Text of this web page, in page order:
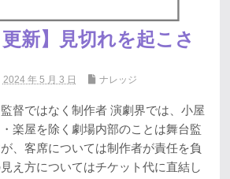
更新】見切れを起こさ
2024 年 5 月 3 日 ナレッジ
督ではなく制作者 演劇界では、小屋
楽屋を除く劇場内部のことは舞台監
、客席については制作者が責任を負
え方についてはチケット代に直結し